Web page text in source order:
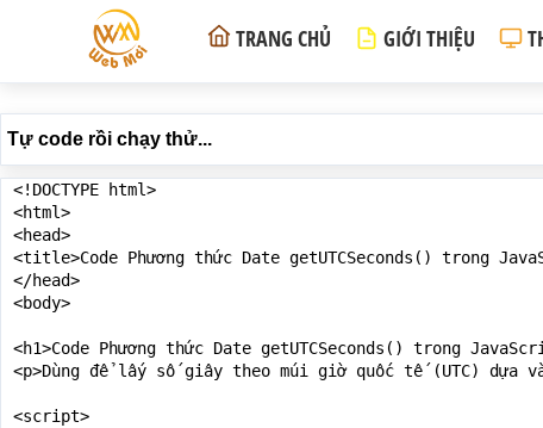
TRANG CHỦ GIỚI THIỆU
Tự code rồi chạy thử...
<!DOCTYPE html>
<html>
<head>
<title>Code Phương thức Date getUTCSeconds() trong
</head>
<body>
<h1>Code Phương thức Date getUTCSeconds() trong
<p>Dùng để lấy số giây theo múi giờ quốc tế (UTC)
<script>